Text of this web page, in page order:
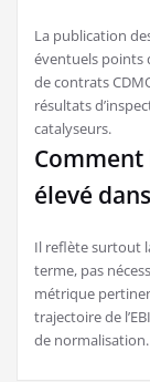
La publication
éventuels points
de contrats
résultats
catalyseurs.
Comment
élevé
Il reflète surtout
terme, pas
métrique
trajectoire de
de normalisation.